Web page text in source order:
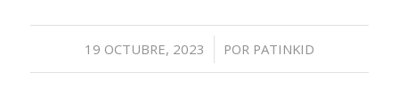
19 OCTUBRE, 2023
/ POR PATINKID